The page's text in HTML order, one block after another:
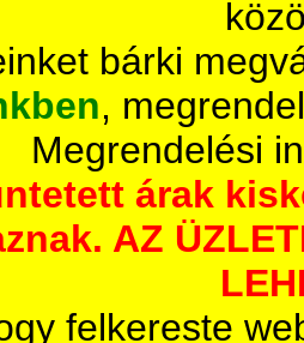
bárki
,
Megrendelési
árak
AZ
felkereste